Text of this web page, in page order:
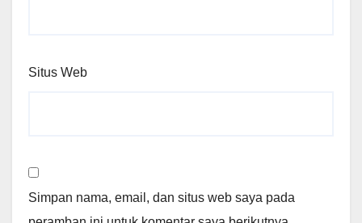
Situs Web
Simpan nama, email, dan situs web saya pada